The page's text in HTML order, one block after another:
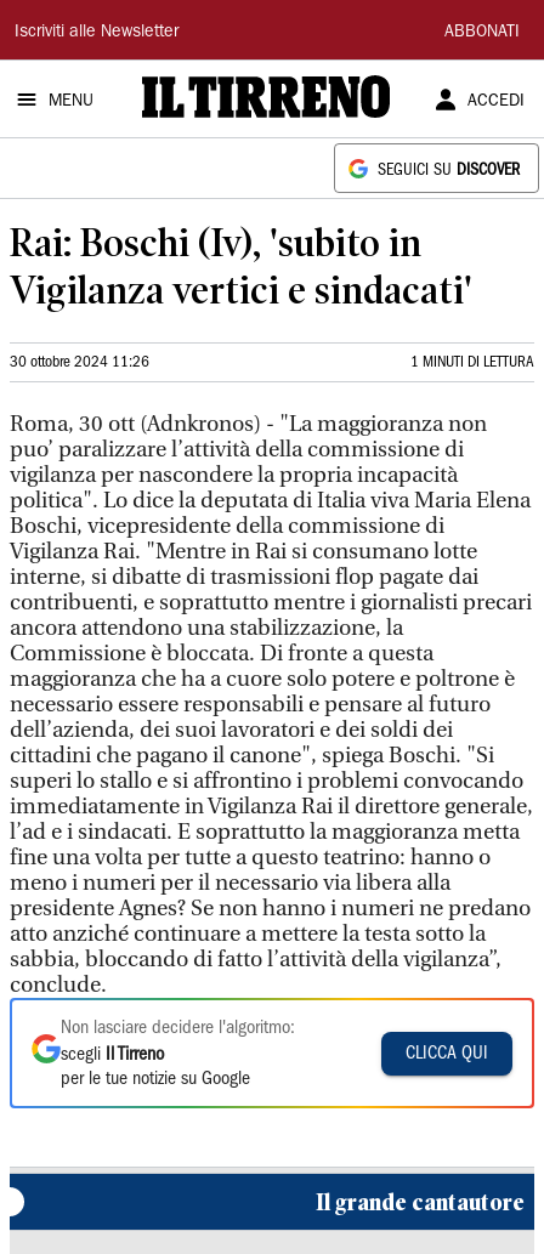
Il
Tirreno
Iscriviti alle Newsletter ABBONATI
MENU ACCEDI
SEGUICI SU DISCOVER
Rai: Boschi (Iv), 'subito in
Vigilanza vertici e sindacati'
30 ottobre 2024 11:26 1 MINUTI DI LETTURA
Roma, 30 ott (Adnkronos) - "La maggioranza non
puo’ paralizzare l’attività della commissione di
vigilanza per nascondere la propria incapacità
politica". Lo dice la deputata di Italia viva Maria Elena
Boschi, vicepresidente della commissione di
Vigilanza Rai. "Mentre in Rai si consumano lotte
interne, si dibatte di trasmissioni flop pagate dai
contribuenti, e soprattutto mentre i giornalisti precari
ancora attendono una stabilizzazione, la
Commissione è bloccata. Di fronte a questa
maggioranza che ha a cuore solo potere e poltrone è
necessario essere responsabili e pensare al futuro
dell’azienda, dei suoi lavoratori e dei soldi dei
cittadini che pagano il canone", spiega Boschi. "Si
superi lo stallo e si affrontino i problemi convocando
immediatamente in Vigilanza Rai il direttore generale,
l’ad e i sindacati. E soprattutto la maggioranza metta
fine una volta per tutte a questo teatrino: hanno o
meno i numeri per il necessario via libera alla
presidente Agnes? Se non hanno i numeri ne predano
atto anziché continuare a mettere la testa sotto la
sabbia, bloccando di fatto l’attività della vigilanza”,
conclude.
Non lasciare decidere l'algoritmo:
scegli
Il Tirreno
per le tue notizie su Google
CLICCA QUI
Il grande cantautore